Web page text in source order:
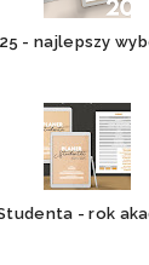
- najlepszy
- rok